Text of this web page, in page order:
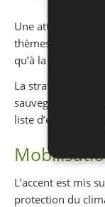
Une attention
thèmes du «
qu’à la migration
La stratégie
sauvegardes
liste d’exclusion.
L’accent est mis
protection du